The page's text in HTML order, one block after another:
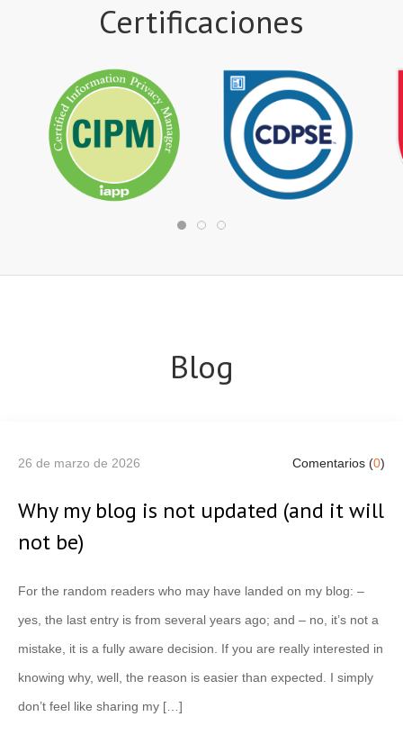
Certificaciones
Blog
26 de marzo de 2026 Comentarios (0)
Why my blog is not updated (and it will
not be)
For the random readers who may have landed on my blog: –
yes, the last entry is from several years ago; and – no, it’s not a
mistake, it is a fully aware decision. If you are really interested in
knowing why, well, the reason is easier than expected. I simply
don’t feel like sharing my […]